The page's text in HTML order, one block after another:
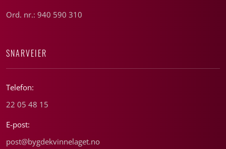
Ord. nr.: 940 590 310
SNARVEIER
Telefon:
22 05 48 15
E-post:
post@bygdekvinnelaget.no